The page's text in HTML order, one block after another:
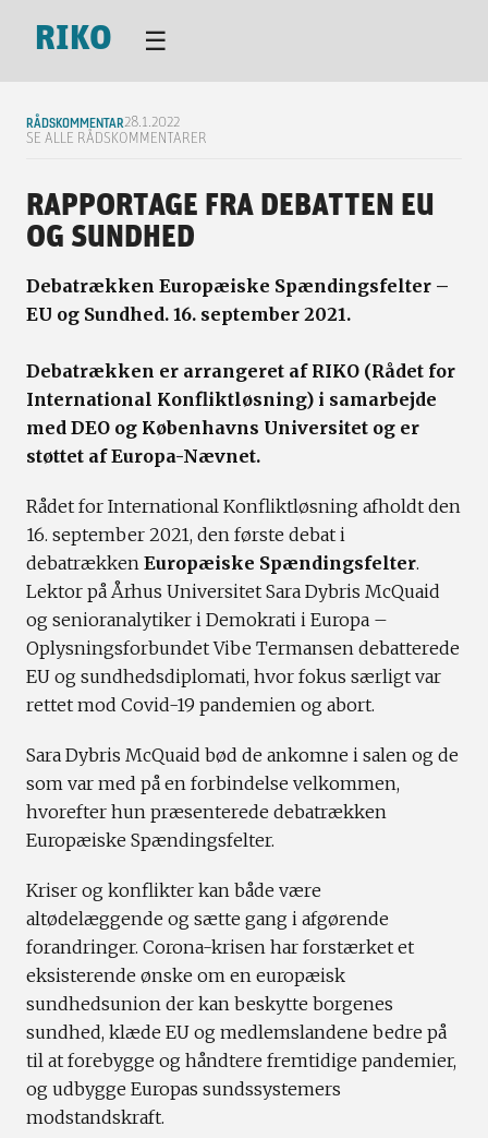
RIKO ☰
RÅDSKOMMENTAR28.1.2022
SE ALLE RÅDSKOMMENTARER
RAPPORTAGE FRA DEBATTEN EU
OG SUNDHED
Debatrækken Europæiske Spændingsfelter –
EU og Sundhed. 16. september 2021.
Debatrækken er arrangeret af RIKO (Rådet for
International Konfliktløsning) i samarbejde
med DEO og Københavns Universitet og er
støttet af Europa-Nævnet.
Rådet for International Konfliktløsning afholdt den
16. september 2021, den første debat i
debatrækken Europæiske Spændingsfelter.
Lektor på Århus Universitet Sara Dybris McQuaid
og senioranalytiker i Demokrati i Europa –
Oplysningsforbundet Vibe Termansen debatterede
EU og sundhedsdiplomati, hvor fokus særligt var
rettet mod Covid-19 pandemien og abort.
Sara Dybris McQuaid bød de ankomne i salen og de
som var med på en forbindelse velkommen,
hvorefter hun præsenterede debatrækken
Europæiske Spændingsfelter.
Kriser og konflikter kan både være
altødelæggende og sætte gang i afgørende
forandringer. Corona-krisen har forstærket et
eksisterende ønske om en europæisk
sundhedsunion der kan beskytte borgenes
sundhed, klæde EU og medlemslandene bedre på
til at forebygge og håndtere fremtidige pandemier,
og udbygge Europas sundssystemers
modstandskraft.